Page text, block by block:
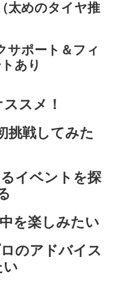
太めのタイヤ推
サポート＆フィ
あり
スメ！
挑戦してみた
イベントを探
を楽しみたい
のアドバイス
い